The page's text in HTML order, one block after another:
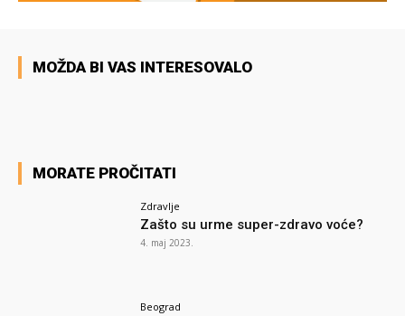
MOŽDA BI VAS INTERESOVALO
MORATE PROČITATI
Zdravlje
Zašto su urme super-zdravo voće?
4. maj 2023.
Beograd